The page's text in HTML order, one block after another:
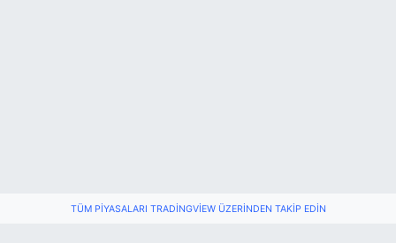
TÜM PIYASALARI TRADINGVIEW ÜZERINDEN TAKIP EDIN